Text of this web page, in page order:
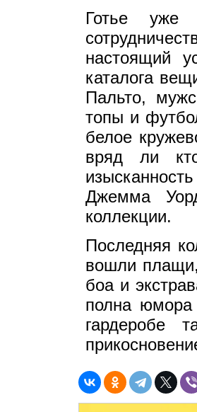
Готье уже
настоящий
каталога
Пальто,
топы и
белое
вряд ли
Джемма
коллекции.
Последняя
вошли
боа и
полна юмора
гардеробе